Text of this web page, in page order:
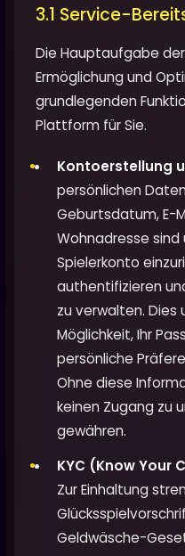
3.1 Service-
Die Hauptaufgabe
Ermöglichung und
grundlegenden
Plattform für Sie.
Kontoerstellung
persönlichen
Geburtsdatum, E-
Wohnadresse sind
Spielerkonto
authentifizieren
zu verwalten.
Möglichkeit, Ihr
persönliche
Ohne diese
keinen Zugang zu
gewähren.
KYC (Know Your
Zur Einhaltung
Geldwäsche-